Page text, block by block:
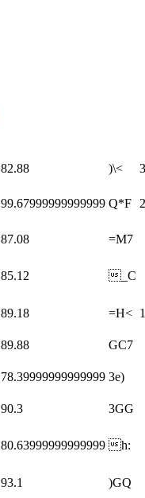
82.88 )\< 3
99.67999999999999 Q*F 2
87.08 =M7
85.12 _C
89.18 =H< 1
89.88 GC7
78.39999999999999 3e)
90.3 3GG
80.63999999999999 h:
93.1 )GQ